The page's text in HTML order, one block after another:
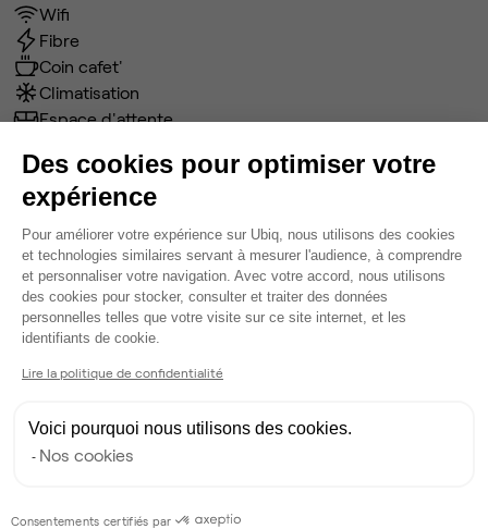
Wifi
Fibre
Coin cafet'
Climatisation
Espace d'attente
Tables / chaises
Écran TV
Voir plus
Ma sélection de bureau
1 474 €
Des cookies pour optimiser votre
expérience
Plateforme de Gestion du
Pour améliorer votre expérience sur Ubiq, nous utilisons des cookies
et technologies similaires servant à mesurer l'audience, à comprendre
et personnaliser votre navigation. Avec votre accord, nous utilisons
des cookies pour stocker, consulter et traiter des données
personnelles telles que votre visite sur ce site internet, et les
identifiants de cookie.
Lire la politique de confidentialité
Voici pourquoi nous utilisons des cookies.
Nos cookies
Consentements certifiés par